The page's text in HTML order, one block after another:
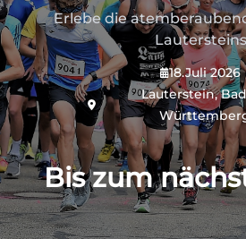
Erlebe die
Lautersteins
18.Juli 2026
Lauterstein,
Bis zum